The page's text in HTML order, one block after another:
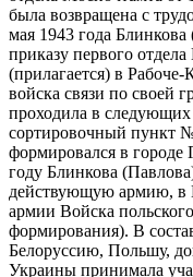
была возвращена с
мая 1943 года
приказу первого
(прилагается) в
войска связи по своей
проходила в
сортировочный пункт
формировался в
году Блинкова
действующую армию,
армии Войска
формирования). В
Белоруссию, Польшу,
Украины принимала